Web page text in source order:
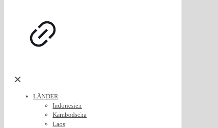
✕
LÄNDER
Indonesien
Kambodscha
Laos